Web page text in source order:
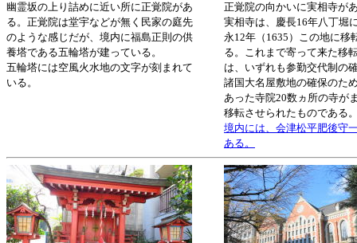
幽霊坂の上り詰めに近い所に正覚院があ
る。正覚院は堂宇などが無く民家の庭先
のような感じだが、境内に福島正則の供
養塔である五輪塔が建っている。
五輪塔には空風火水地の文字が刻まれて
いる。
正覚院の向かいに実相寺が
実相寺は、慶長16年八丁堀
永12年（1635）この地に移
る。これまで寄って来た移
は、いずれも参勤交代制の
諸国大名屋敷地の確保のた
あった寺院20数ヵ所の寺が
移転させられたものである
境内には、会津松平肥後守
ある。